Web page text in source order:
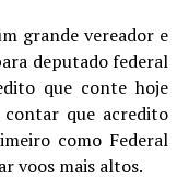
grande vereador e
deputado federal
que conte hoje
contar que acredito
como Federal
voos mais altos.